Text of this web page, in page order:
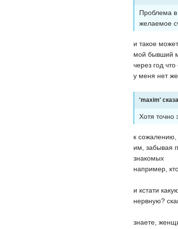
Проблема в
желаемое
и такое
мой бывший
через год
у меня нет
'maxim'
Хотя точно
к сожалению,
им, забывая
знакомых
например,
и кстати
нервную?
знаете,